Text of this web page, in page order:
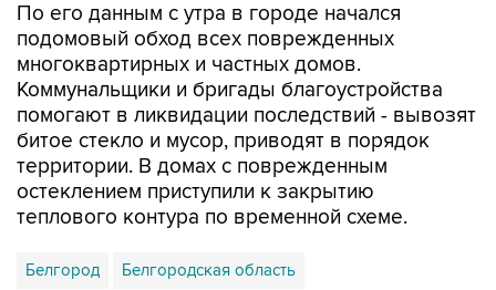
По его данным с утра в городе начался
подомовый обход всех поврежденных
многоквартирных и частных домов.
Коммунальщики и бригады благоустройства
помогают в ликвидации последствий - вывозят
битое стекло и мусор, приводят в порядок
территории. В домах с поврежденным
остеклением приступили к закрытию
теплового контура по временной схеме.
Белгород Белгородская область